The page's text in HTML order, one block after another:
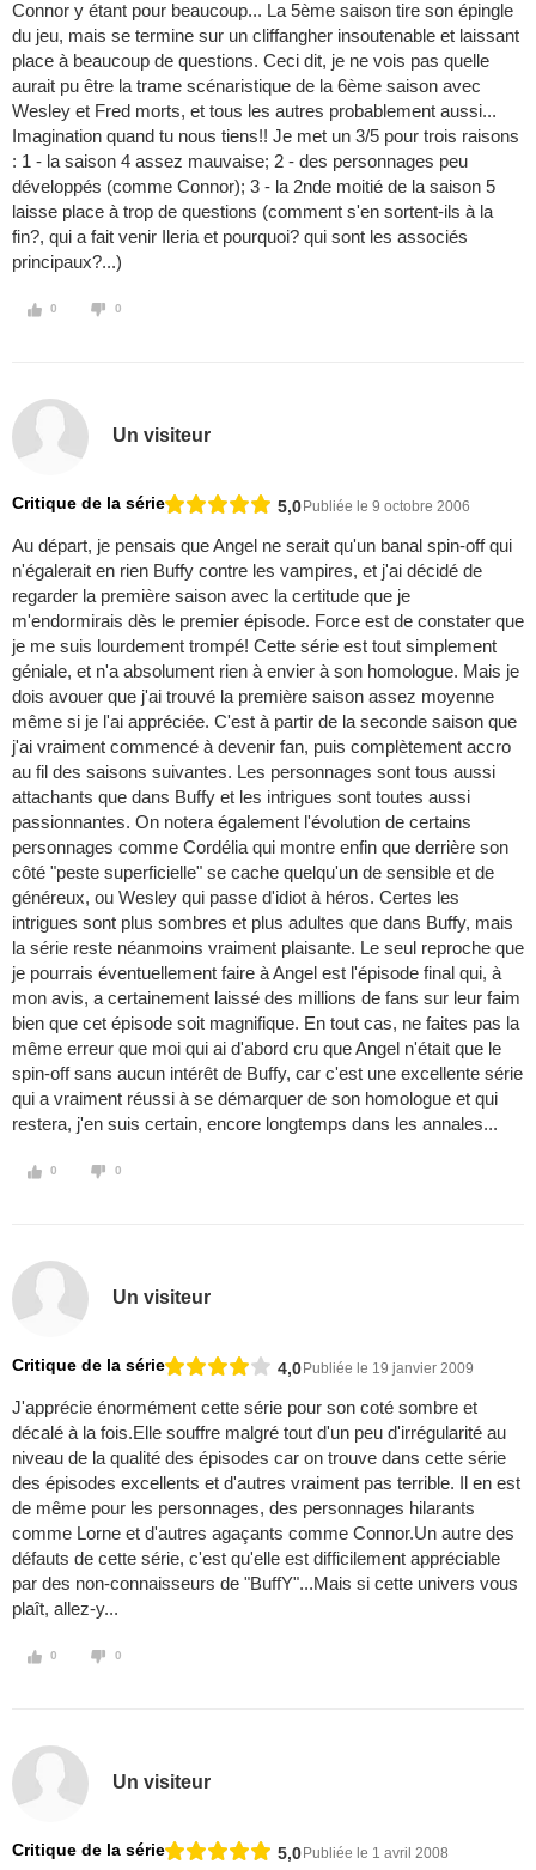
Connor y étant pour beaucoup... La 5ème saison tire son épingle
du jeu, mais se termine sur un cliffangher insoutenable et laissant
place à beaucoup de questions. Ceci dit, je ne vois pas quelle
aurait pu être la trame scénaristique de la 6ème saison avec
Wesley et Fred morts, et tous les autres probablement aussi...
Imagination quand tu nous tiens!! Je met un 3/5 pour trois raisons
: 1 - la saison 4 assez mauvaise; 2 - des personnages peu
développés (comme Connor); 3 - la 2nde moitié de la saison 5
laisse place à trop de questions (comment s'en sortent-ils à la
fin?, qui a fait venir Ileria et pourquoi? qui sont les associés
principaux?...)
0 0
Un visiteur
Critique de la série 5,0Publiée le 9 octobre 2006
Au départ, je pensais que Angel ne serait qu'un banal spin-off qui
n'égalerait en rien Buffy contre les vampires, et j'ai décidé de
regarder la première saison avec la certitude que je
m'endormirais dès le premier épisode. Force est de constater que
je me suis lourdement trompé! Cette série est tout simplement
géniale, et n'a absolument rien à envier à son homologue. Mais je
dois avouer que j'ai trouvé la première saison assez moyenne
même si je l'ai appréciée. C'est à partir de la seconde saison que
j'ai vraiment commencé à devenir fan, puis complètement accro
au fil des saisons suivantes. Les personnages sont tous aussi
attachants que dans Buffy et les intrigues sont toutes aussi
passionnantes. On notera également l'évolution de certains
personnages comme Cordélia qui montre enfin que derrière son
côté "peste superficielle" se cache quelqu'un de sensible et de
généreux, ou Wesley qui passe d'idiot à héros. Certes les
intrigues sont plus sombres et plus adultes que dans Buffy, mais
la série reste néanmoins vraiment plaisante. Le seul reproche que
je pourrais éventuellement faire à Angel est l'épisode final qui, à
mon avis, a certainement laissé des millions de fans sur leur faim
bien que cet épisode soit magnifique. En tout cas, ne faites pas la
même erreur que moi qui ai d'abord cru que Angel n'était que le
spin-off sans aucun intérêt de Buffy, car c'est une excellente série
qui a vraiment réussi à se démarquer de son homologue et qui
restera, j'en suis certain, encore longtemps dans les annales...
0 0
Un visiteur
Critique de la série 4,0Publiée le 19 janvier 2009
J'apprécie énormément cette série pour son coté sombre et
décalé à la fois.Elle souffre malgré tout d'un peu d'irrégularité au
niveau de la qualité des épisodes car on trouve dans cette série
des épisodes excellents et d'autres vraiment pas terrible. Il en est
de même pour les personnages, des personnages hilarants
comme Lorne et d'autres agaçants comme Connor.Un autre des
défauts de cette série, c'est qu'elle est difficilement appréciable
par des non-connaisseurs de "BuffY"...Mais si cette univers vous
plaît, allez-y...
0 0
Un visiteur
Critique de la série 5,0Publiée le 1 avril 2008